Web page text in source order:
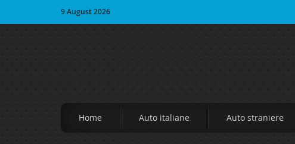
9 August 2026
Home Auto italiane Auto straniere